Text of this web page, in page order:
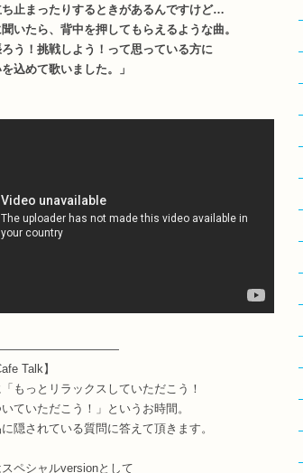
止まったりするときがあるんですけど…
いたら、背中を押してもらえるような曲。
う！挑戦しよう！って思っている方に
込めて歌いました。」
Talk】
もっとリラックスしていただこう！
ていただこう！」というお時間。
隠されている質問に答えて頂きます。
ペシャルversionとして